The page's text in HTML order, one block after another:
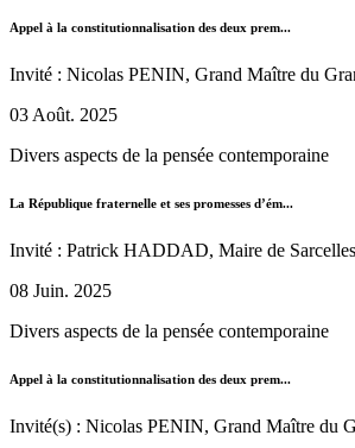
Appel à la constitutionnalisation des deux prem...
Invité : Nicolas PENIN, Grand Maître du
03 Août. 2025
Divers aspects de la pensée contemporaine
La République fraternelle et ses promesses d’ém...
Invité : Patrick HADDAD, Maire de Sarcelles
08 Juin. 2025
Divers aspects de la pensée contemporaine
Appel à la constitutionnalisation des deux prem...
Invité(s) : Nicolas PENIN, Grand Maître du